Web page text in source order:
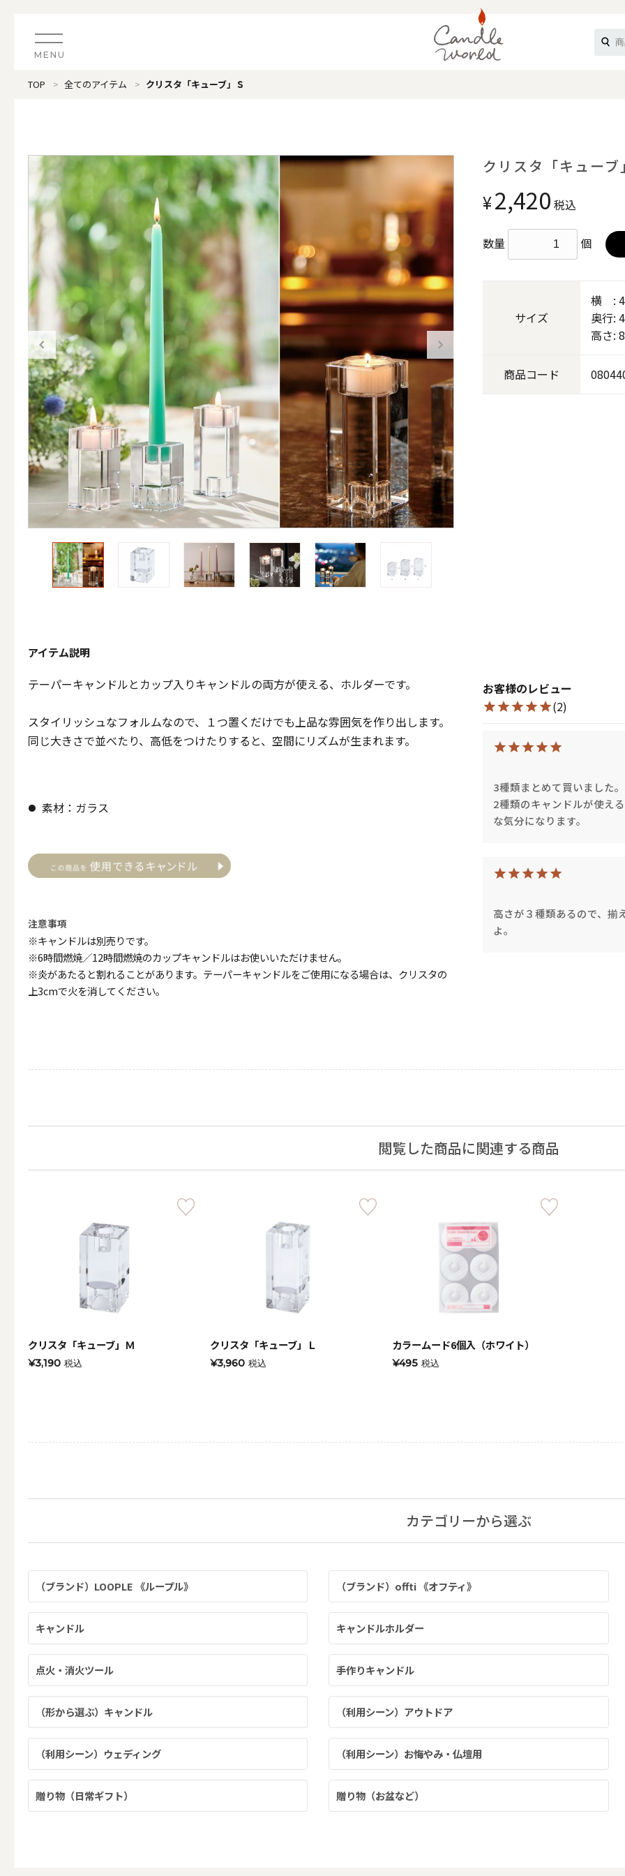
MENU
カテゴリから探す
#タグから探す
価格で探す
色で探す
ALL
（ブランド）offti 《オフティ》
ALL
（ブランド）YURAGI《ゆらぎ》
ALL
キャンドル
ALL
カップキャンドル
キャンドルホルダー
ランタン
本格手作りキャンドル材料
（形から選ぶ）キャンドル
ボールキャンドル カップキャンドル
その他キャンドル
TOP 全てのアイテム クリスタ「キューブ」Ｓ
クリスタ「キューブ
¥2,420 税込
数量 個
サイズ
横 :
奥行:
高さ:
商品コード
アイテム説明
テーパーキャンドルとカップ入りキャンドルの両方が使える、ホルダーです。
スタイリッシュなフォルムなので、１つ置くだけでも上品な雰囲気を作り出します。
同じ大きさで並べたり、高低をつけたりすると、空間にリズムが生まれます。
素材：ガラス
注意事項
※キャンドルは別売りです。
※6時間燃焼／12時間燃焼のカップキャンドルはお使いいただけません。
※炎があたると割れることがあります。テーパーキャンドルをご使用になる場合は、クリスタの
上3cmで火を消してください。
お客様のレビュー
(2)
3種類まとめて買いました。
2種類のキャンドルが使え
な気分になります。
高さが３種類あるので、揃
よ。
閲覧した商品に関連する商品
クリスタ「キューブ」Ｍ
¥3,190 税込
クリスタ「キューブ」Ｌ
¥3,960 税込
カラームード6個入（ホワイト）
¥495 税込
カテゴリーから選ぶ
（ブランド）LOOPLE 《ループル》 （ブランド）offti 《オフティ》
キャンドル キャンドルホルダー
点火・消火ツール 手作りキャンドル
（形から選ぶ）キャンドル （利用シーン）アウトドア
（利用シーン）ウェディング （利用シーン）お悔やみ・仏壇用
贈り物（日常ギフト） 贈り物（お盆など）